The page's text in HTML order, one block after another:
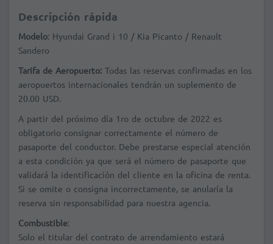
Descripción rápida
Modelo: Hyundai Grand i 10 / Kia Picanto / Renault
Sandero
Tarifa de Aeropuerto: Todas las reservas confirmadas en los
aeropuertos internacionales tendrán un suplemento de
20.00 USD.
A partir del próximo día 1ro de octubre de 2022 es
obligatorio consignar correctamente el número de
pasaporte del conductor. Debe prestarse especial atención
a esta condición ya que será el número de pasaporte que
validará la identificación del cliente en la oficina de renta.
Si se omite o consigna incorrectamente, se anularía la
reserva sin responsabilidad para nuestra agencia.
Combustible:
Solo el titular del contrato de arrendamiento estará